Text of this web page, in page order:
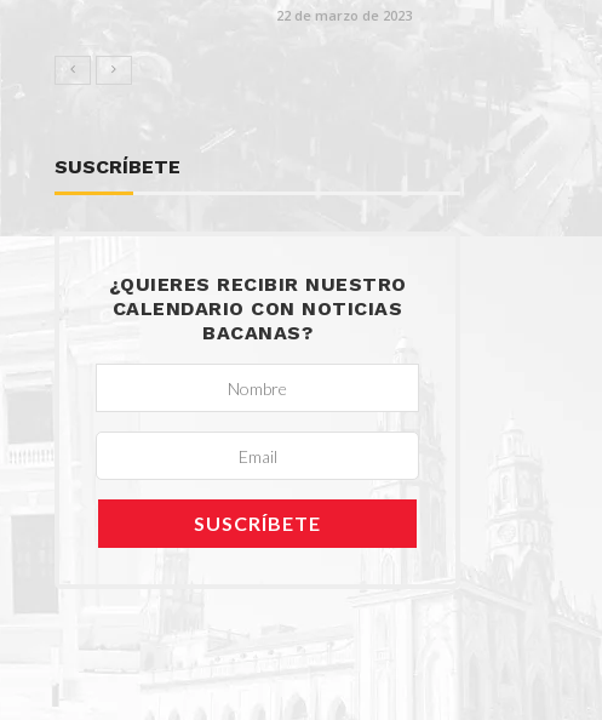
22 de marzo de 2023
SUSCRÍBETE
¿QUIERES RECIBIR NUESTRO
CALENDARIO CON NOTICIAS
BACANAS?